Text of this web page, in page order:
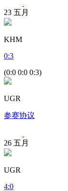
23 五月
KHM
0:3
(0:0 0:0 0:3)
UGR
参赛协议
26 五月
UGR
4:0